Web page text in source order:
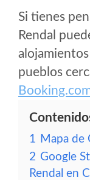
Si tienes
Rendal
pueblos
1 Mapa de
2 Google
Rendal en